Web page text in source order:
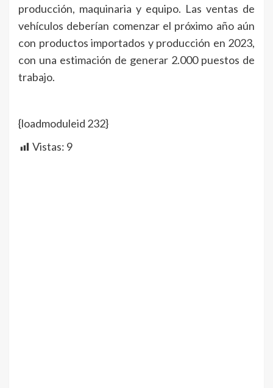
producción, maquinaria y equipo. Las ventas de
vehículos deberían comenzar el próximo año aún
con productos importados y producción en 2023,
con una estimación de generar 2.000 puestos de
trabajo.
{loadmoduleid 232}
Vistas: 9